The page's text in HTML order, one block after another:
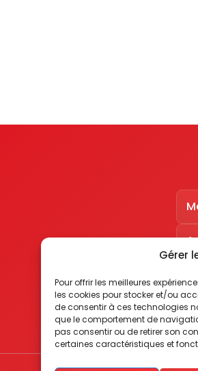
Gérer
Pour offrir les meilleures
les cookies pour stocker et/ou
de consentir à ces technologies
que le comportement de
pas consentir ou de retirer son
certaines caractéristiques et